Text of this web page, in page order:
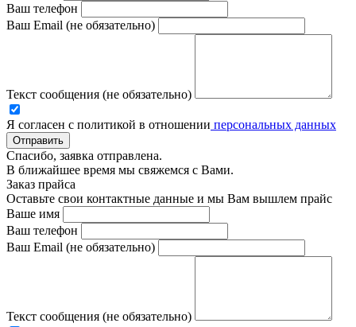
Ваш телефон
Ваш Email (не обязательно)
Текст сообщения (не обязательно)
Я согласен с политикой в отношении персональных данных
Отправить
Спасибо, заявка отправлена.
В ближайшее время мы свяжемся с Вами.
Заказ прайса
Оставьте свои контактные данные и мы Вам вышлем прайс
Ваше имя
Ваш телефон
Ваш Email (не обязательно)
Текст сообщения (не обязательно)